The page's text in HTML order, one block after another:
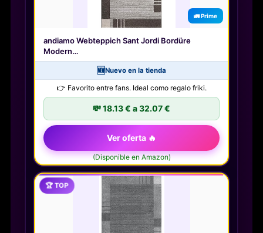
🚛 Prime
andiamo Webteppich Sant Jordi Bordüre
Modern…
🆕Nuevo en la tienda
👉 Favorito entre fans. Ideal como regalo friki.
💸 18.13 € a 32.07 €
Ver oferta 🔥
(Disponible en Amazon)
🏆 TOP